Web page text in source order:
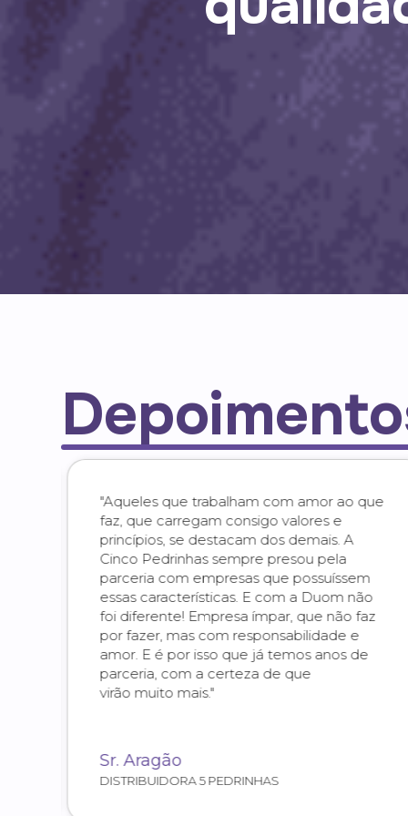
"Aqueles que trabalham com amor ao que
faz, que carregam consigo valores e
princípios, se destacam dos demais. A
Cinco Pedrinhas sempre presou pela
parceria com empresas que possuíssem
essas características. E com a Duom não
foi diferente! Empresa ímpar, que não faz
por fazer, mas com responsabilidade e
amor. E é por isso que já temos anos de
parceria, com a certeza de que
virão muito mais."
Sr. Aragão
DISTRIBUIDORA 5 PEDRINHAS